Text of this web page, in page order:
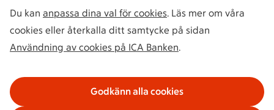
Du kan anpassa dina val för cookies. Läs mer om våra
cookies eller återkalla ditt samtycke på sidan
Användning av cookies på ICA Banken.
Godkänn alla cookies